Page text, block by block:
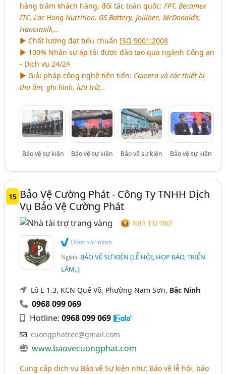
hàng trăm khách hàng, đối tác toàn quốc:FPT, Becamex
ITC, Lac Hong Nutrition, GS Battery, Jollibee, McDonald’s,
Hanoimilk,..
► Chất lượng đạt tiêu chuẩnISO 9001:2008
► 100% Nhân sự áp tải được đào tạo qua ngành Công an
- Dịch vụ 24/24
► Giải pháp công nghệ tiên tiến: Camera và các thiết bị
thu âm, ghi hình, lưu trữ,..
Bảo vệ sự kiện Bảo vệ sự kiện Bảo vệ sự kiện Bảo vệ sự kiện
15 Bảo Vệ Cường Phát - Công Ty TNHH Dịch
Vụ Bảo Vệ Cường Phát
NHÀ TÀI TRỢ
Được xác minh
Ngành: BẢO VỆ SỰ KIỆN (LỄ HỘI, HỌP BÁO, TRIỂN
LÃM,.)
Lô E 1.3, KCN Quế Võ, Phường Nam Sơn, Bắc Ninh
0968 099 069
Hotline:0968 099 069
cuongphatrec@gmail.com
www.baovecuongphat.com
Cung cấp dịch vụ Bảo vệ Sự kiện như: Bảo vệ lễ hội, bảo